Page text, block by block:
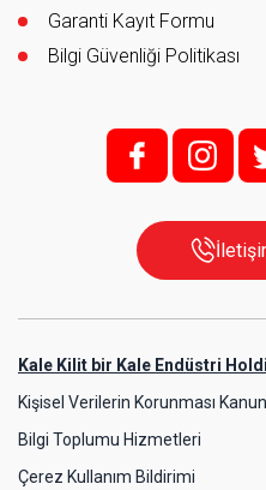
Garanti Kayıt Formu
Bilgi Güvenliği Politikası
f; i;
Kale Kilit bir Kale Endüstri
Kişisel Verilerin Korunması
Bilgi Toplumu Hizmetleri
Çerez Kullanım Bildirimi